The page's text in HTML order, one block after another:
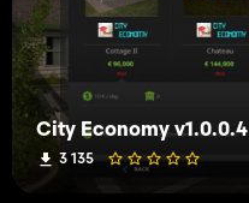
City Economy v1.0.0.4
3 135